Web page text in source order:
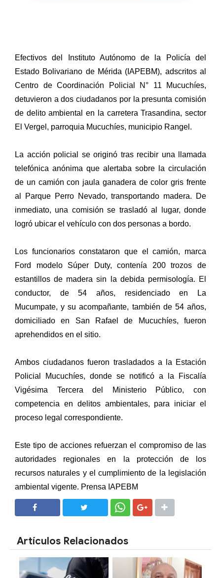
Efectivos del Instituto Autónomo de la Policía del
Estado Bolivariano de Mérida (IAPEBM), adscritos al
Centro de Coordinación Policial N° 11 Mucuchíes,
detuvieron a dos ciudadanos por la presunta comisión
de delito ambiental en la carretera Trasandina, sector
El Vergel, parroquia Mucuchíes, municipio Rangel.
La acción policial se originó tras recibir una llamada
telefónica anónima que alertaba sobre la circulación
de un camión con jaula ganadera de color gris frente
al Parque Perro Nevado, transportando madera. De
inmediato, una comisión se trasladó al lugar, donde
logró ubicar el vehículo con dos personas a bordo.
Los funcionarios constataron que el camión, marca
Ford modelo Súper Duty, contenía 200 trozos de
estantillos de madera sin la debida permisología. El
conductor, de 54 años, residenciado en La
Mucumpate, y su acompañante, también de 54 años,
domiciliado en San Rafael de Mucuchíes, fueron
aprehendidos en el sitio.
Ambos ciudadanos fueron trasladados a la Estación
Policial Mucuchíes, donde se notificó a la Fiscalía
Vigésima Tercera del Ministerio Público, con
competencia en delitos ambientales, para iniciar el
proceso legal correspondiente.
Este tipo de acciones refuerzan el compromiso de las
autoridades regionales en la protección de los
recursos naturales y el cumplimiento de la legislación
ambiental vigente. Prensa IAPEBM
Artículos Relacionados